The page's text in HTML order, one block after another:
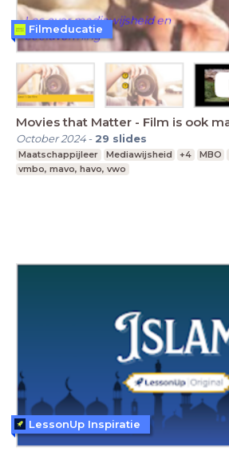
Movies that Matter - Film is ook
October 2024- 29 slides
Maatschappijleer Mediawijsheid +4 MBO
vmbo, mavo, havo, vwo
Filmeducatie
LessonUp Inspiratie